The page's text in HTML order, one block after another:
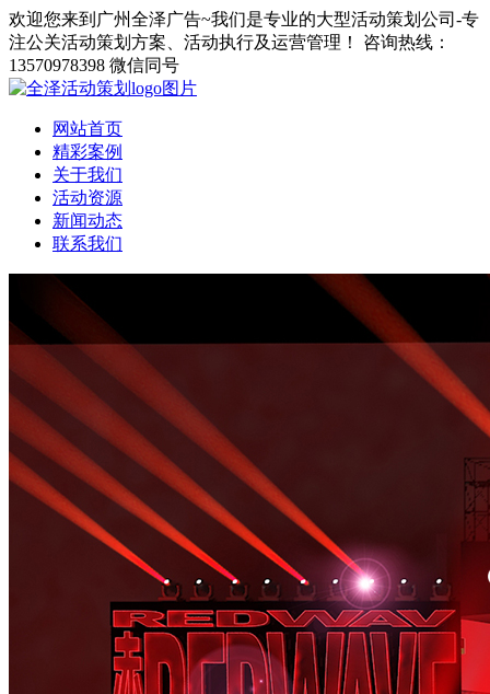
欢迎您来到广州全泽广告~我们是专业的大型活动策划公司-专
注公关活动策划方案、活动执行及运营管理！
咨询热线：
13570978398 微信同号
网站首页
精彩案例
关于我们
活动资源
新闻动态
联系我们